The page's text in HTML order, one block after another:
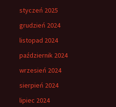
styczeń 2025
grudzień 2024
listopad 2024
październik 2024
wrzesień 2024
sierpień 2024
lipiec 2024